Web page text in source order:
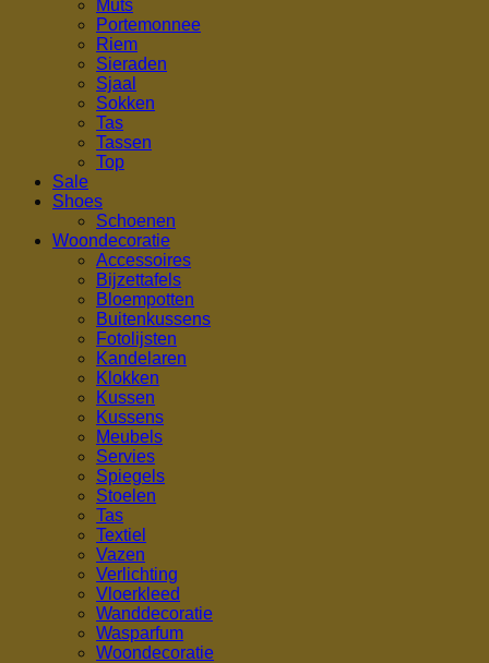
Muts
Portemonnee
Riem
Sieraden
Sjaal
Sokken
Tas
Tassen
Top
Sale
Shoes
Schoenen
Woondecoratie
Accessoires
Bijzettafels
Bloempotten
Buitenkussens
Fotolijsten
Kandelaren
Klokken
Kussen
Kussens
Meubels
Servies
Spiegels
Stoelen
Tas
Textiel
Vazen
Verlichting
Vloerkleed
Wanddecoratie
Wasparfum
Woondecoratie